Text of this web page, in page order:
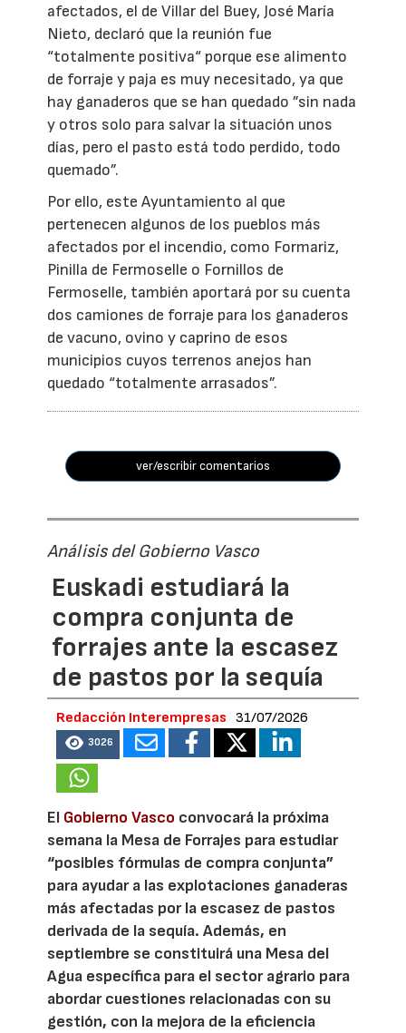
afectados, el de Villar del Buey, José María
Nieto, declaró que la reunión fue
“totalmente positiva“ porque ese alimento
de forraje y paja es muy necesitado, ya que
hay ganaderos que se han quedado ”sin nada
y otros solo para salvar la situación unos
días, pero el pasto está todo perdido, todo
quemado”.
Por ello, este Ayuntamiento al que
pertenecen algunos de los pueblos más
afectados por el incendio, como Formariz,
Pinilla de Fermoselle o Fornillos de
Fermoselle, también aportará por su cuenta
dos camiones de forraje para los ganaderos
de vacuno, ovino y caprino de esos
municipios cuyos terrenos anejos han
quedado “totalmente arrasados”.
ver/escribir comentarios
Análisis del Gobierno Vasco
Euskadi estudiará la
compra conjunta de
forrajes ante la escasez
de pastos por la sequía
Redacción Interempresas 31/07/2026
3026
El Gobierno Vasco convocará la próxima
semana la Mesa de Forrajes para estudiar
“posibles fórmulas de compra conjunta”
para ayudar a las explotaciones ganaderas
más afectadas por la escasez de pastos
derivada de la sequía. Además, en
septiembre se constituirá una Mesa del
Agua específica para el sector agrario para
abordar cuestiones relacionadas con su
gestión, con la mejora de la eficiencia